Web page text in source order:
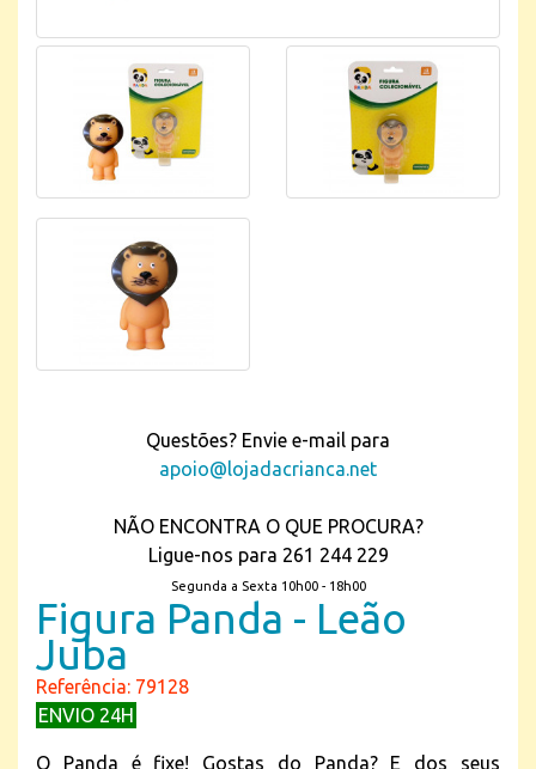
Questões? Envie e-mail para
apoio@lojadacrianca.net
NÃO ENCONTRA O QUE PROCURA?
Ligue-nos para 261 244 229
Segunda a Sexta 10h00 - 18h00
Figura Panda - Leão
Juba
Referência: 79128
ENVIO 24H
O Panda é fixe! Gostas do Panda? E dos seus